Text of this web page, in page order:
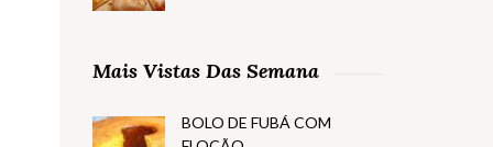
Mais Vistas Das Semana
BOLO DE FUBÁ COM